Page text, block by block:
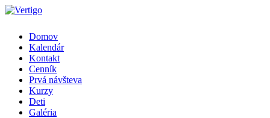
Domov
Kalendár
Kontakt
Cenník
Prvá návšteva
Kurzy
Deti
Galéria